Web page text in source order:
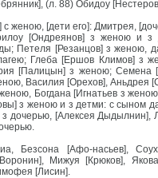
(л. 88) Обидоу
женою, [дети его]: Дмитрея,
[Ондреянов] з женою и
Петеля [Резанцов] з женою,
Глеба [Ершов Климов] з
[Палицын] з женою; Семена
Василия [Орехов], Аньдрея
Богдана [Игнатьев з
з женою и з детми: с сыном
дочерью, [Алексея
Безсона [Афо-насьев],
Мижуя [Крюков],
[Лисин].